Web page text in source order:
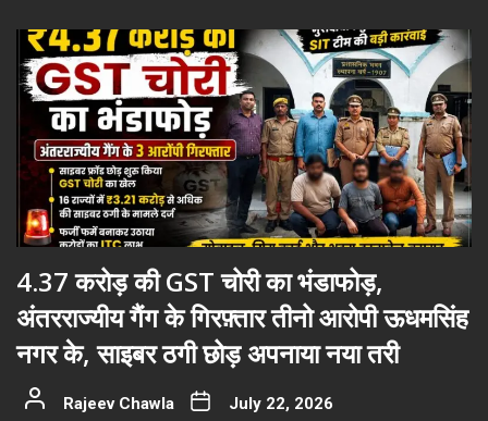
4.37 करोड़ की GST चोरी का भंडाफोड़,
अंतरराज्यीय गैंग के गिरफ़्तार तीनो आरोपी ऊधमसिंह
नगर के, साइबर ठगी छोड़ अपनाया नया तरी
Rajeev Chawla July 22, 2026